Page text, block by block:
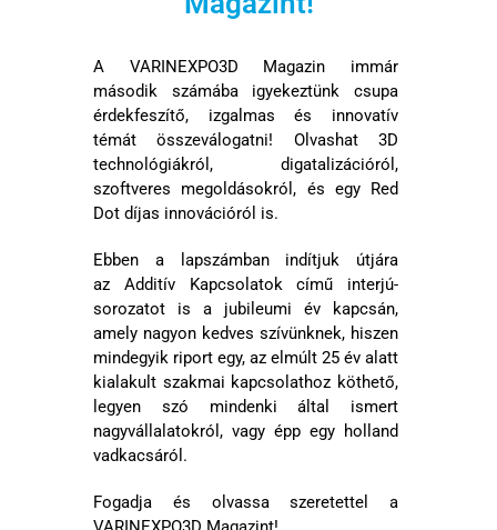
A VARINEXPO3D Magazin immár
második számába igyekeztünk csupa
érdekfeszítő, izgalmas és innovatív
témát összeválogatni! Olvashat 3D
technológiákról, digatalizációról,
szoftveres megoldásokról, és egy Red
Dot díjas innovációról is.
Ebben a lapszámban indítjuk útjára
az Additív Kapcsolatok című interjú-
sorozatot is a jubileumi év kapcsán,
amely nagyon kedves szívünknek, hiszen
mindegyik riport egy, az elmúlt 25 év alatt
kialakult szakmai kapcsolathoz köthető,
legyen szó mindenki által ismert
nagyvállalatokról, vagy épp egy holland
vadkacsáról.
Fogadja és olvassa szeretettel a